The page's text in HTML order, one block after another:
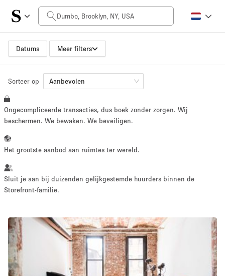
Datums Meer filters
Prijs per dag
$0
Grootte ruimte
100 sq ft 5000+ sq ft
~ 13 mensen
fotoshoot
Conferentie Vergadering Kantoor
Sorteer op Aanbevolen
Ongecompliceerde transacties, dus boek zonder zorgen. Wij
beschermen. We bewaken. We beveiligen.
Het grootste aanbod aan ruimtes ter wereld.
Sluit je aan bij duizenden gelijkgestemde huurders binnen de
Storefront-familie.